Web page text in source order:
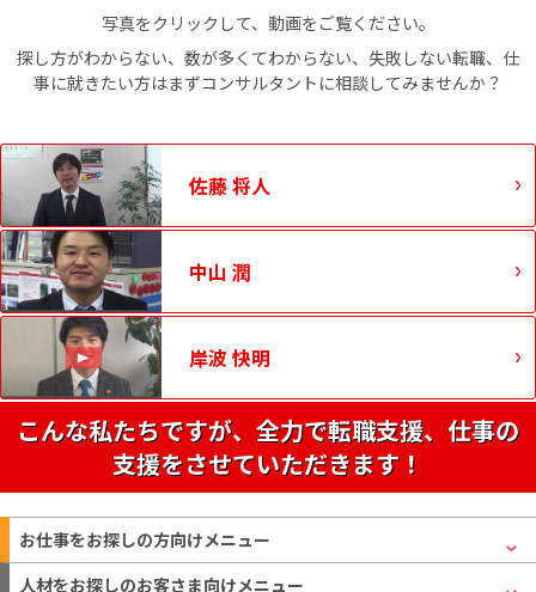
写真をクリックして、動画をご覧ください。
探し方がわからない、数が多くてわからない、失敗しない転職、仕
事に就きたい方はまずコンサルタントに相談してみませんか？
佐藤 将人
中山 潤
岸波 快明
こんな私たちですが、全力で転職支援、仕事の
支援をさせていただきます！
お仕事をお探しの方向けメニュー
人材をお探しのお客さま向けメニュー